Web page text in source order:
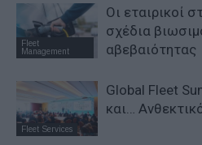
Fleet
Management
Οι εταιρικοί
σχέδια
αβεβαιότητας
Fleet Services
Global Fleet
και…